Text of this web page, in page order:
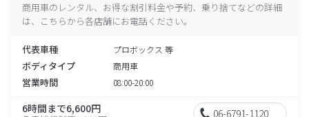
商用車のレンタル、お得な割引料金や予約、乗り捨てなどの詳細
は、こちらから各店舗にお電話ください。
代表車種 プロボックス 等
ボディタイプ 商用車
営業時間 08:00-20:00
6時間まで6,600円 06-6791-1120